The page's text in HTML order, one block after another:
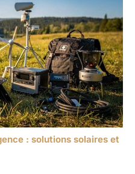
: solutions solaires et